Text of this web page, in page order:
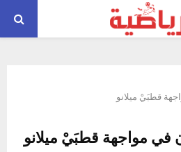
قطبَيْ ميلانو
في مواجهة قطبَيْ ميلانو